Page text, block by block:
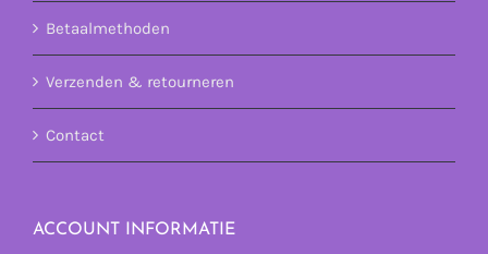
Betaalmethoden
Verzenden & retourneren
Contact
ACCOUNT INFORMATIE